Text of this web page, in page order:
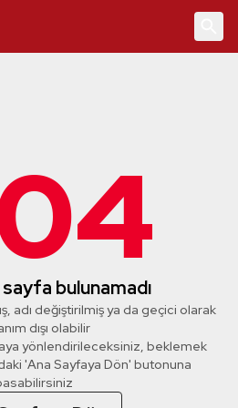
sayfa bulunamadı
adı değiştirilmiş ya da geçici olarak
dışı olabilir
yönlendirileceksiniz, beklemek
'Ana Sayfaya Dön' butonuna